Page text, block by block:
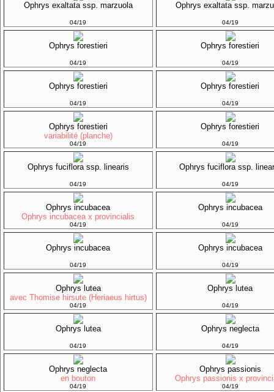
Ophrys exaltata ssp. marzuola
04/19
Ophrys exaltata ssp.
04/19
Ophrys forestieri
04/19
Ophrys forestieri
04/19
Ophrys forestieri
04/19
Ophrys forestieri
04/19
Ophrys forestieri
variabilité (planche)
04/19
Ophrys forestieri
04/19
Ophrys fuciflora ssp. linearis
04/19
Ophrys fuciflora ssp.
04/19
Ophrys incubacea
Ophrys incubacea x provincialis
04/19
Ophrys incubacea
04/19
Ophrys incubacea
04/19
Ophrys incubacea
04/19
Ophrys lutea
avec Thomise hirsute (Heriaeus hirtus)
04/19
Ophrys lutea
04/19
Ophrys lutea
04/19
Ophrys neglecta
04/19
Ophrys neglecta
en bouton
04/19
Ophrys passionis
Ophrys passionis x
04/19